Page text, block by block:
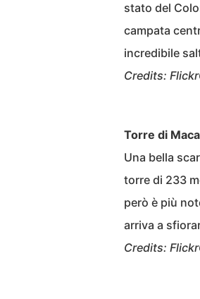
stato del
campata
incredibile
Credits:
Torre di
Una bella
torre di 233
però è più
arriva a
Credits: